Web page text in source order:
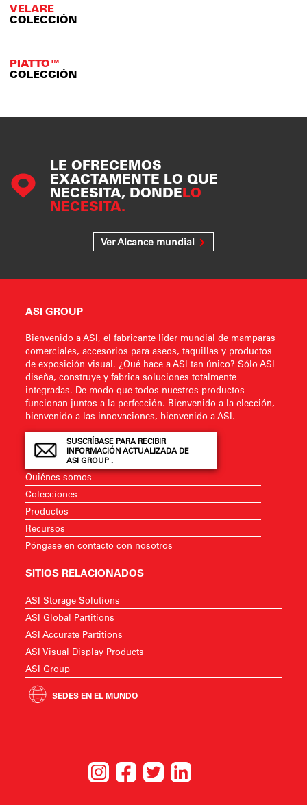
VELARE
COLECCIÓN
PIATTO™
COLECCIÓN
LE OFRECEMOS
EXACTAMENTE LO QUE
NECESITA, DONDELO
NECESITA.
Ver Alcance mundial
ASI GROUP
Bienvenido a ASI, el fabricante líder mundial de mamparas
comerciales, accesorios para aseos, taquillas y productos
de exposición visual. ¿Qué hace a ASI tan único? Sólo ASI
diseña, construye y fabrica soluciones totalmente
integradas. De modo que todos nuestros productos
funcionan juntos a la perfección. Bienvenido a la elección,
bienvenido a las innovaciones, bienvenido a ASI.
SUSCRÍBASE PARA RECIBIR
INFORMACIÓN ACTUALIZADA DE
ASI GROUP .
Quiénes somos
Colecciones
Productos
Recursos
Póngase en contacto con nosotros
SITIOS RELACIONADOS
ASI Storage Solutions
ASI Global Partitions
ASI Accurate Partitions
ASI Visual Display Products
ASI Group
SEDES EN EL MUNDO